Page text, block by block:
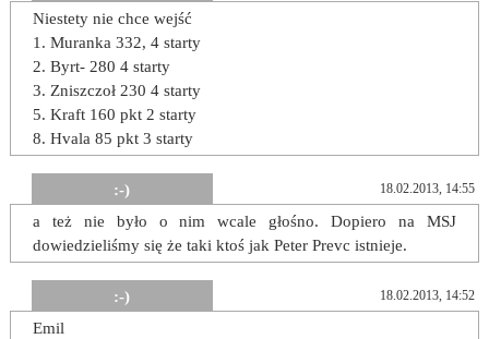
Niestety nie chce wejść
1. Muranka 332, 4 starty
2. Byrt- 280 4 starty
3. Zniszczoł 230 4 starty
5. Kraft 160 pkt 2 starty
8. Hvala 85 pkt 3 starty
:-) 18.02.2013, 14:55
a też nie było o nim wcale głośno. Dopiero na MSJ
dowiedzieliśmy się że taki ktoś jak Peter Prevc istnieje.
:-) 18.02.2013, 14:52
Emil